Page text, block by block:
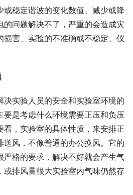
或稳定谐波的变化数值、减少或降
的问题解决不了，严重的会造成灾
损害、实验的不准确或不稳定、仪
决实验人员的安全和实验室环境的
要是考虑什么环境需要正压和负压
看，实验室的具体性质，来安排正
送风，不像普通的办公换风。它的
严格的要求，解决不好就会产生气
或排风量很大实验室内气味仍然存